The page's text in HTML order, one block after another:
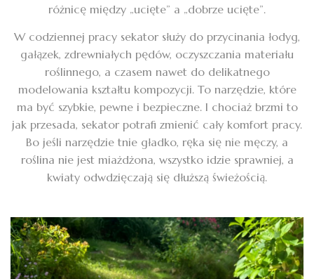
różnicę między „ucięte” a „dobrze ucięte”.
W codziennej pracy sekator służy do przycinania łodyg,
gałązek, zdrewniałych pędów, oczyszczania materiału
roślinnego, a czasem nawet do delikatnego
modelowania kształtu kompozycji. To narzędzie, które
ma być szybkie, pewne i bezpieczne. I chociaż brzmi to
jak przesada, sekator potrafi zmienić cały komfort pracy.
Bo jeśli narzędzie tnie gładko, ręka się nie męczy, a
roślina nie jest miażdżona, wszystko idzie sprawniej, a
kwiaty odwdzięczają się dłuższą świeżością.